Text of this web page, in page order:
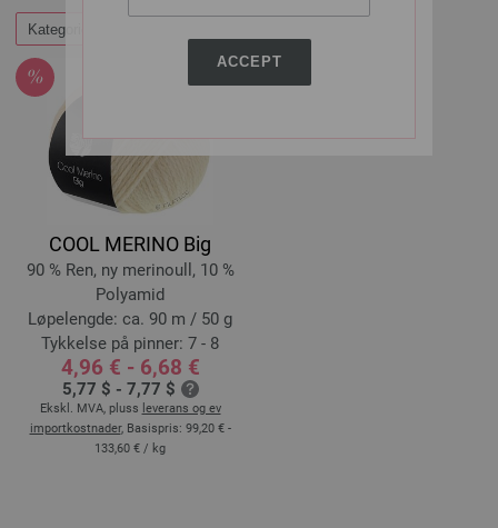
ACCEPT
Kategorier
COOL MERINO Big
90 % Ren, ny merinoull, 10 %
Polyamid
Løpelengde: ca. 90 m / 50 g
Tykkelse på pinner: 7 - 8
4,96 € - 6,68 €
5,77 $ - 7,77 $
Ekskl. MVA, pluss leverans og ev
importkostnader, Basispris: 99,20 € -
133,60 € / kg